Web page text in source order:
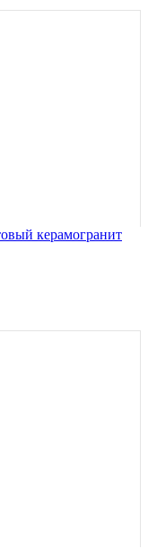
керамогранит